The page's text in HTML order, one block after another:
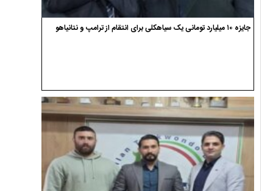
جایزه ۱۰ میلیارد تومانی یک سیاهکلی برای انتقام از ترامپ و نتانیاهو